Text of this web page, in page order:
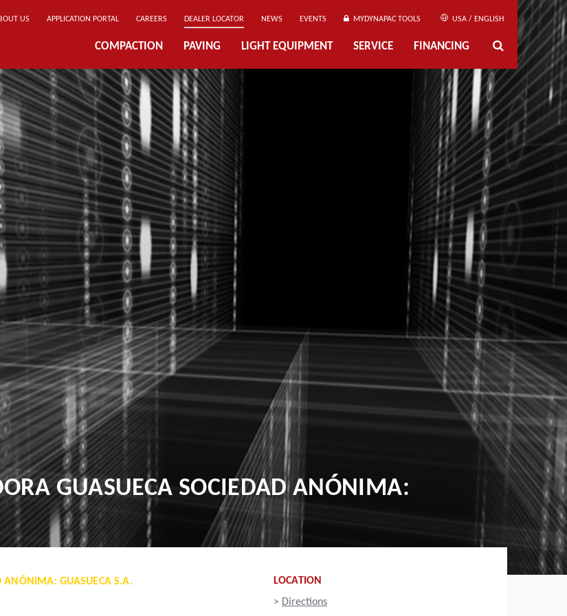
US APPLICATION PORTAL CAREERS DEALER LOCATOR NEWS EVENTS MYDYNAPAC TOOLS USA / ENGLISH
COMPACTION PAVING LIGHT EQUIPMENT SERVICE FINANCING
GUASUECA SOCIEDAD ANÓNIMA:
ANÓNIMA: GUASUECA S.A.
LOCATION
> Directions